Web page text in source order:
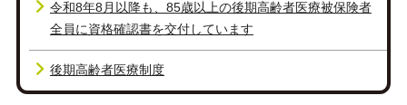
令和8年8月以降も、85歳以上の後期高齢者医療被保険者
全員に資格確認書を交付しています
後期高齢者医療制度